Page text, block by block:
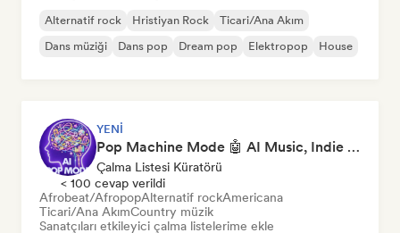
Alternatif rock Hristiyan Rock
Ticari/Ana Akım
Dans müziği
Dans pop Dream pop Elektropop House
YENI
Pop Machine Mode 🤖 AI Music, Indie Pop & Dream Pop
Çalma Listesi Küratörü
< 100 cevap verildi
Afrobeat/AfropopAlternatif rockAmericana
Ticari/Ana AkımCountry müzik
Sanatçıları etkileyici çalma listelerime ekle